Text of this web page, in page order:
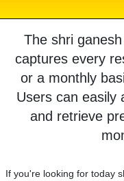
The shri
captures every
or a monthly
Users can easily
and retrieve
If you're looking for today